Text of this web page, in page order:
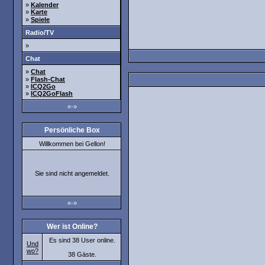
» Kalender
» Karte
» Spiele
Radio/TV
»
Chat
» Chat
» Flash-Chat
» ICQ2Go
» ICQ2GoFlash
«-»
Persönliche Box
Willkommen bei Gellon!
Sie sind nicht angemeldet.
«-»
Wer ist Online?
Und
wo?
Es sind 38 User online.
38 Gäste.